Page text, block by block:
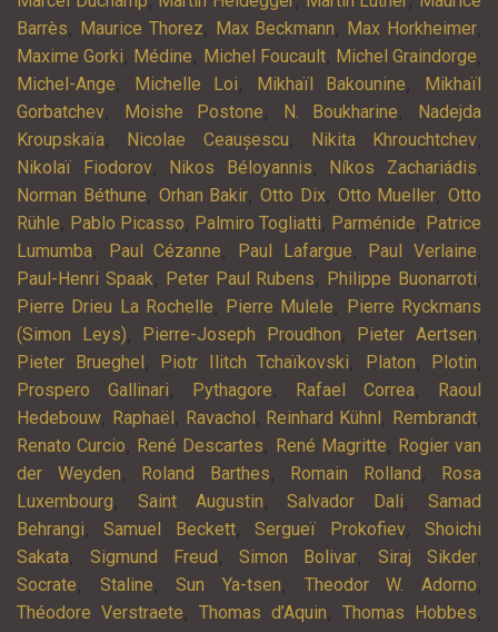
Barrès, Maurice Thorez, Max Beckmann, Max Horkheimer,
Maxime Gorki, Médine, Michel Foucault, Michel Graindorge,
Michel-Ange, Michelle Loi, Mikhaïl Bakounine,
Mikhaïl
Gorbatchev, Moishe Postone, N. Boukharine,
Nadejda
Kroupskaïa, Nicolae Ceaușescu, Nikita Khrouchtchev,
Nikolaï Fiodorov, Nikos Béloyannis, Níkos Zachariádis,
Norman Béthune, Orhan Bakir, Otto Dix, Otto Mueller, Otto
Rühle, Pablo Picasso, Palmiro Togliatti, Parménide, Patrice
Lumumba, Paul Cézanne, Paul Lafargue, Paul Verlaine,
Paul-Henri Spaak, Peter Paul Rubens, Philippe Buonarroti,
Pierre Drieu La Rochelle, Pierre Mulele,
Pierre Ryckmans
(Simon Leys), Pierre-Joseph Proudhon, Pieter Aertsen,
Pieter Brueghel , Piotr Ilitch Tchaïkovski, Platon, Plotin,
Prospero Gallinari, Pythagore, Rafael Correa,
Raoul
Hedebouw, Raphaël , Ravachol , Reinhard Kühnl , Rembrandt,
Renato Curcio, René Descartes, René Magritte, Rogier van
der Weyden, Roland Barthes, Romain Rolland ,
Rosa
Luxembourg, Saint Augustin,Salvador Dali,Samad
Behrangi,Samuel Beckett,Sergueï Prokofiev,Shoichi
Sakata, Sigmund Freud , Simon Bolivar, Siraj Sikder,
Socrate, Staline,Sun Ya-tsen, Theodor W. Adorno,
Théodore Verstraete, Thomas d’Aquin, Thomas Hobbes,